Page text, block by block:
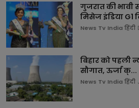
गुजरात की भावी
मिसेज इंडिया G1
News Tv India हिंदी
बिहार को पहली
सौगात, ऊर्जा क्...
News Tv India हिंदी